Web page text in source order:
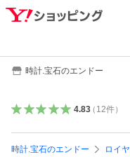
時計.宝石のエンドー
4.83（ 12件）
時計.宝石のエンドー ロイ